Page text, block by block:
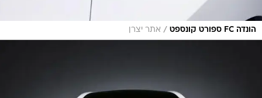
הונדה FC ספורט קונספט / אתר יצרן